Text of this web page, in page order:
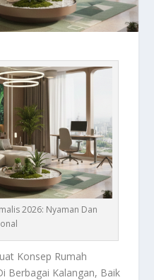
2026: Nyaman Dan
Konsep Rumah
Berbagai Kalangan, Baik